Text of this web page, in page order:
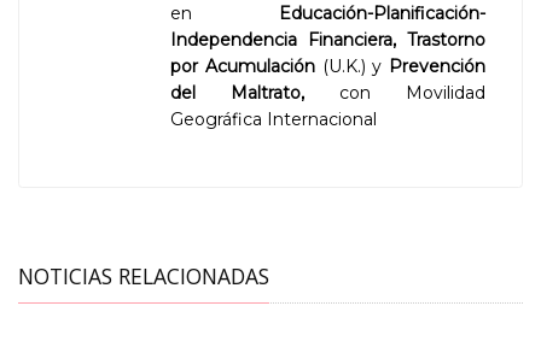
en
Educación-Planificación-
Independencia Financiera, Trastorno
por Acumulación(U.K.) y Prevención
del Maltrato, con Movilidad
Geográfica Internacional
NOTICIAS RELACIONADAS